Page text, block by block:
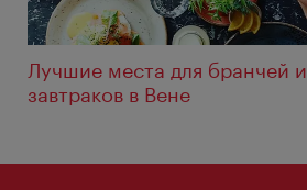
Лучшие места для бранчей и
завтраков в Вене